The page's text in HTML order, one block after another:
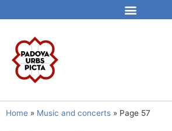
Home » Music and concerts » Page 57